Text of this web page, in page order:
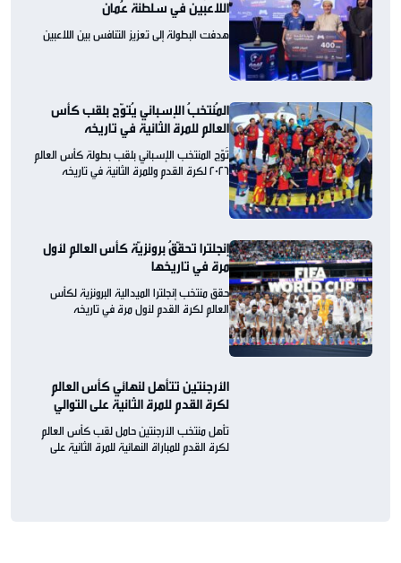
اللاعبين في سلطنة عُمان
هدفت البطولة إلى تعزيز التنافس بين اللاعبين
المُنتخبُ الإسباني يُتوّج بلقب كأس
العالم للمرة الثانية في تاريخه
تُوّج المنتخب الإسباني بلقب بطولة كأس العالم
2026 لكرة القدم وللمرة الثانية في تاريخه
إنجلترا تحقّقُ برونزيّة كأس العالم لأول
مرة في تاريخها
حقق منتخب إنجلترا الميدالية البرونزية لكأس
العالم لكرة القدم لأول مرة في تاريخه
الأرجنتين تتأهل لنهائي كأس العالم
لكرة القدم للمرة الثانية على التوالي
تأهل منتخب الأرجنتين حامل لقب كأس العالم
لكرة القدم للمباراة النهائية للمرة الثانية على